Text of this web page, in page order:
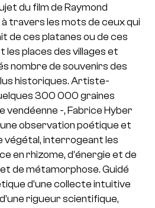
du film de Raymond
travers les mots de ceux qui
de ces platanes ou de ces
les places des villages et
nombre de souvenirs des
historiques. Artiste-
300 000 graines
vendéenne -, Fabrice Hyber
observation poétique et
végétal, interrogeant les
en rhizome, d’énergie et de
de métamorphose. Guidé
d’une collecte intuitive
rigueur scientifique,